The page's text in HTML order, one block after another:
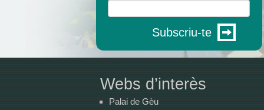
Subscriu-te
Webs d’interès
Palai de Gèu